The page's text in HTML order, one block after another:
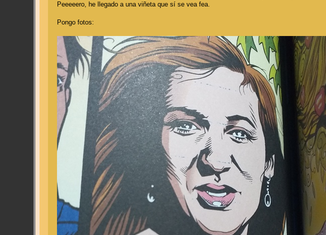
Peeeeero, he llegado a una viñeta que sí se vea fea.
Pongo fotos: